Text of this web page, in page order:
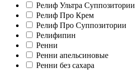
Релиф Ультра Суппозитории
Релиф Про Крем
Релиф Про Суппозитории
Релифипин
Ренни
Ренни апельсиновые
Ренни без сахара